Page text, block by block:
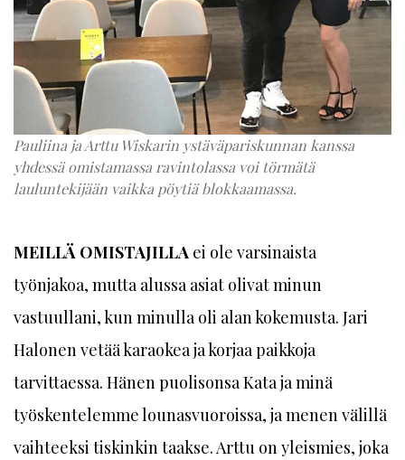
Pauliina ja Arttu Wiskarin ystäväpariskunnan kanssa
yhdessä omistamassa ravintolassa voi törmätä
lauluntekijään vaikka pöytiä blokkaamassa.
MEILLÄ OMISTAJILLA ei ole varsinaista
työnjakoa, mutta alussa asiat olivat minun
vastuullani, kun minulla oli alan kokemusta. Jari
Halonen vetää karaokea ja korjaa paikkoja
tarvittaessa. Hänen puolisonsa Kata ja minä
työskentelemme lounasvuoroissa, ja menen välillä
vaihteeksi tiskinkin taakse. Arttu on yleismies, joka